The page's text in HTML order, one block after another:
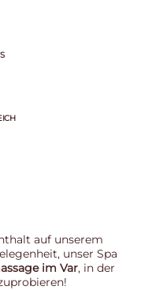
auf unserem
unser Spa
im Var, in der